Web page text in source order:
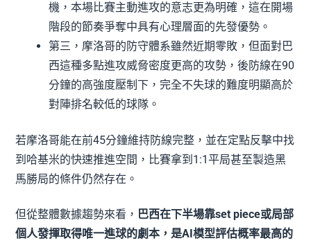
機，本場比賽主動進攻的意志更為明確，這在開場
階段的節奏爭奪中具有心理層面的先發優勢。
第三，摩洛哥的防守體系雖然近期零敗，但面對巴
西這種多點進攻威脅密度更高的攻勢，後防線在90
分鐘的高強度壓制下，完全不失球的難度明顯高於
對陣排名較低的球隊。
若摩洛哥能在前45分鐘維持防線完整，並在定點反擊中找
到哈基米的快速推進空間，比賽拿到1:1平局甚至製造黑
馬勝局的條件仍然存在。
但從整體數據趨勢來看， 巴西在下半場靠set piece或局部
個人發揮取得唯一進球的劇本，是AI模型評估概率最高的